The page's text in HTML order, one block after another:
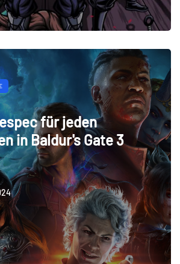
für jeden
in Baldur's Gate 3